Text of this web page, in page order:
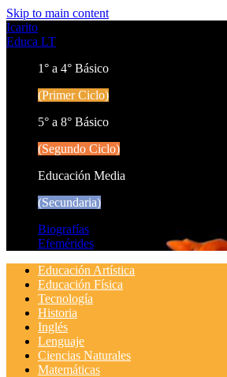
Skip to main content
Icarito
Educa LT
1° a 4° Básico
(Primer Ciclo)
5° a 8° Básico
(Segundo Ciclo)
Educación Media
(Secundaria)
Biografías
Efemérides
Educación Artística
Educación Física
Tecnología
Historia
Inglés
Lenguaje
Ciencias Naturales
Matemáticas